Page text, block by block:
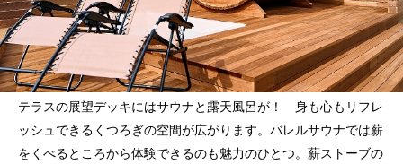
テラスの展望デッキにはサウナと露天風呂が！ 身も心もリフレ
ッシュできるくつろぎの空間が広がります。バレルサウナでは薪
をくべるところから体験できるのも魅力のひとつ。薪ストーブの